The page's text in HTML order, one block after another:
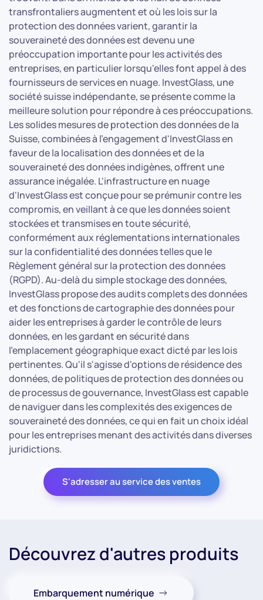
transfrontaliers augmentent et où les lois sur la
protection des données varient, garantir la
souveraineté des données est devenu une
préoccupation importante pour les activités des
entreprises, en particulier lorsqu'elles font appel à des
fournisseurs de services en nuage. InvestGlass, une
société suisse indépendante, se présente comme la
meilleure solution pour répondre à ces préoccupations.
Les solides mesures de protection des données de la
Suisse, combinées à l'engagement d'InvestGlass en
faveur de la localisation des données et de la
souveraineté des données indigènes, offrent une
assurance inégalée. L'infrastructure en nuage
d'InvestGlass est conçue pour se prémunir contre les
compromis, en veillant à ce que les données soient
stockées et transmises en toute sécurité,
conformément aux réglementations internationales
sur la confidentialité des données telles que le
Règlement général sur la protection des données
(RGPD). Au-delà du simple stockage des données,
InvestGlass propose des audits complets des données
et des fonctions de cartographie des données pour
aider les entreprises à garder le contrôle de leurs
données, en les gardant en sécurité dans
l'emplacement géographique exact dicté par les lois
pertinentes. Qu'il s'agisse d'options de résidence des
données, de politiques de protection des données ou
de processus de gouvernance, InvestGlass est capable
de naviguer dans les complexités des exigences de
souveraineté des données, ce qui en fait un choix idéal
pour les entreprises menant des activités dans diverses
juridictions.
S'adresser au service des ventes
Découvrez d'autres produits
Embarquement numérique